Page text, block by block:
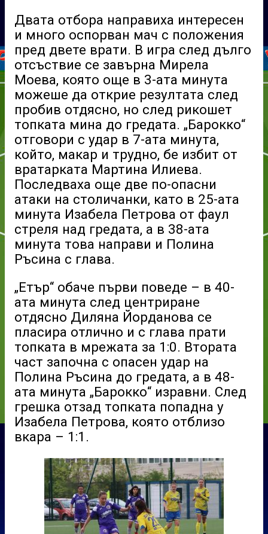
Двата отбора направиха интересен
и много оспорван мач с положения
пред двете врати. В игра след дълго
отсъствие се завърна Мирела
Моева, която още в 3-ата минута
можеше да открие резултата след
пробив отдясно, но след рикошет
топката мина до гредата. „Барокко“
отговори с удар в 7-ата минута,
който, макар и трудно, бе избит от
вратарката Мартина Илиева.
Последваха още две по-опасни
атаки на столичанки, като в 25-ата
минута Изабела Петрова от фаул
стреля над гредата, а в 38-ата
минута това направи и Полина
Ръсина с глава.
„Етър“ обаче първи поведе – в 40-
ата минута след центриране
отдясно Диляна Йорданова се
пласира отлично и с глава прати
топката в мрежата за 1:0. Втората
част започна с опасен удар на
Полина Ръсина до гредата, а в 48-
ата минута „Барокко“ изравни. След
грешка отзад топката попадна у
Изабела Петрова, която отблизо
вкара – 1:1.